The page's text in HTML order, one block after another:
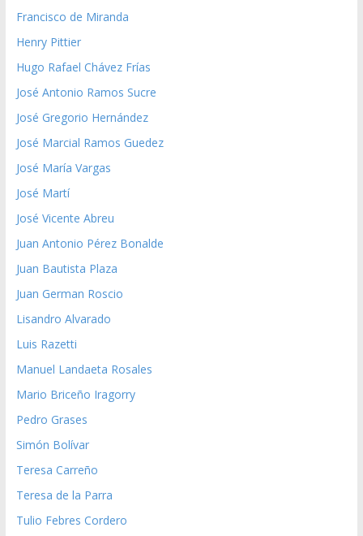
Francisco de Miranda
Henry Pittier
Hugo Rafael Chávez Frías
José Antonio Ramos Sucre
José Gregorio Hernández
José Marcial Ramos Guedez
José María Vargas
José Martí
José Vicente Abreu
Juan Antonio Pérez Bonalde
Juan Bautista Plaza
Juan German Roscio
Lisandro Alvarado
Luis Razetti
Manuel Landaeta Rosales
Mario Briceño Iragorry
Pedro Grases
Simón Bolívar
Teresa Carreño
Teresa de la Parra
Tulio Febres Cordero